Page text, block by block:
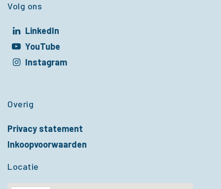
Volg ons
LinkedIn
in een nieuw venster
YouTube
in een nieuw venster
Instagram
Overig
Privacy statement
Inkoopvoorwaarden
Locatie